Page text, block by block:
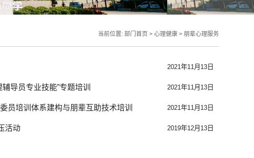
当前位置: 部门首页 > 心理健康 > 朋辈心理服务
2021年11月13日
导员专业技能”专题培训 2021年11月13日
培训体系建构与朋辈互助技术培训 2021年11月13日
活动 2019年12月13日